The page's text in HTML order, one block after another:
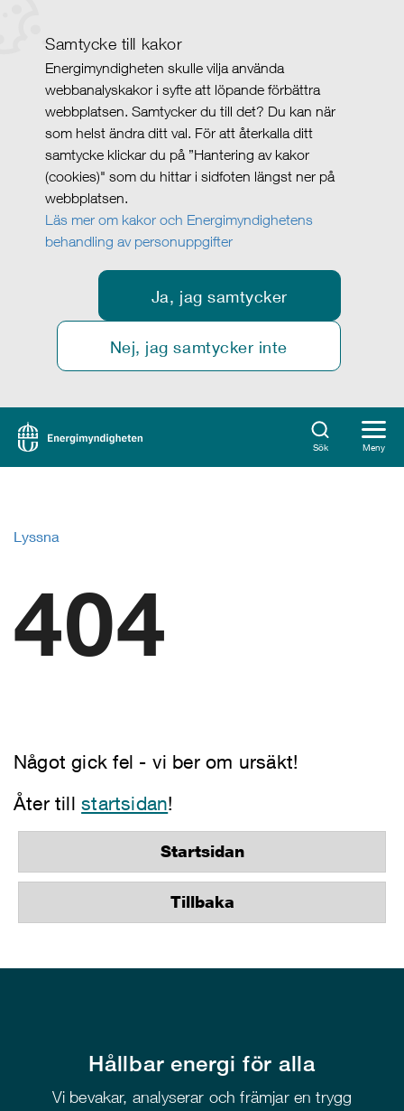
Samtycke till kakor
Energimyndigheten skulle vilja använda
webbanalyskakor i syfte att löpande förbättra
webbplatsen. Samtycker du till det? Du kan när
som helst ändra ditt val. För att återkalla ditt
samtycke klickar du på ”Hantering av kakor
(cookies)" som du hittar i sidfoten längst ner på
webbplatsen.
Läs mer om kakor och Energimyndighetens
behandling av personuppgifter
Ja, jag samtycker
Nej, jag samtycker inte
Sök Meny
Lyssna
404
Något gick fel - vi ber om ursäkt!
Åter tillstartsidan!
Startsidan
Tillbaka
Hållbar energi för alla
Vi bevakar, analyserar och främjar en trygg